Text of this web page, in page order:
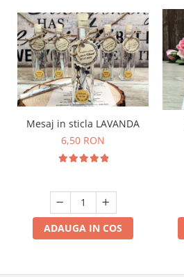
Mesaj in sticla LAVANDA
6,50 RON
ADAUGA IN COS